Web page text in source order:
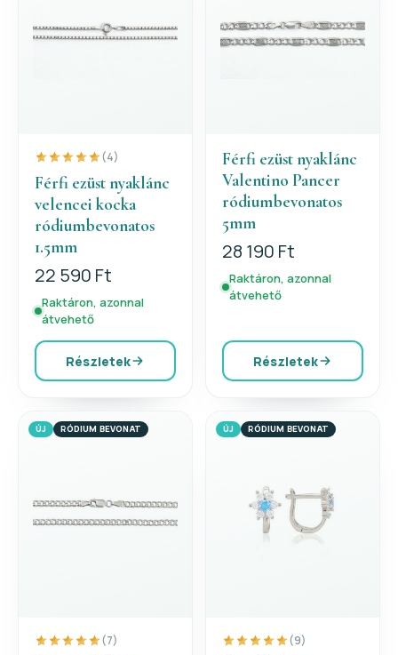
(4)
Férfi ezüst nyaklánc
velencei kocka
ródiumbevonatos
1.5mm
22 590 Ft
Raktáron, azonnal
átvehető
Részletek
Férfi ezüst nyaklánc
Valentino Pancer
ródiumbevonatos
5mm
28 190 Ft
Raktáron, azonnal
átvehető
Részletek
ÚJ RÓDIUM BEVONAT
(7)
ÚJ RÓDIUM BEVONAT
(9)